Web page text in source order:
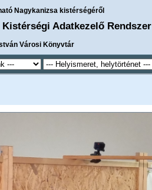
Nagykanizsa kistérségéről
Adatkezelő Rendszer
Városi Könyvtár